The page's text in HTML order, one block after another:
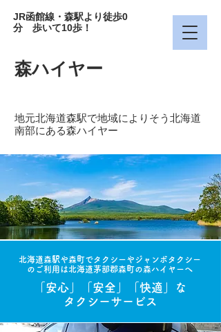
JR函館線・森駅より徒歩0
分 歩いて10歩！
森ハイヤー
地元北海道森駅で地域によりそう北海道
南部にある森ハイヤー
北海道森駅や森町でタクシーやジャンボタクシー
のご利用は北海道茅部郡森町の森ハイヤーへ
「安心」「安全」「快適」な
タクシーサービス